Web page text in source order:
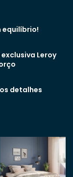
equilíbrio!
Leroy
detalhes